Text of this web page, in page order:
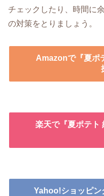
チェックしたり、時間に
の対策をとりましょう。
Amazonで『夏ポ
楽天で『夏ポテト
Yahoo!ショッピン